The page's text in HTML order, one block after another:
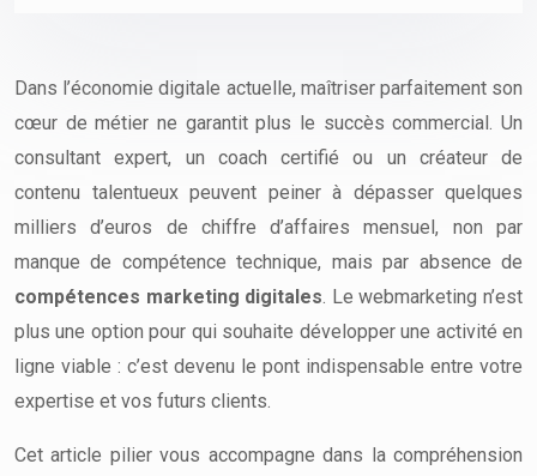
Dans l’économie digitale actuelle, maîtriser parfaitement son
cœur de métier ne garantit plus le succès commercial. Un
consultant expert, un coach certifié ou un créateur de
contenu talentueux peuvent peiner à dépasser quelques
milliers d’euros de chiffre d’affaires mensuel, non par
manque de compétence technique, mais par absence de
compétences marketing digitales . Le webmarketing n’est
plus une option pour qui souhaite développer une activité en
ligne viable : c’est devenu le pont indispensable entre votre
expertise et vos futurs clients.
Cet article pilier vous accompagne dans la compréhension